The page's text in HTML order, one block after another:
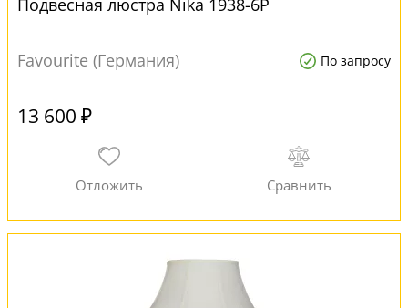
Подвесная люстра Nika 1938-6P
Favourite (Германия) По запросу
13 600 ₽